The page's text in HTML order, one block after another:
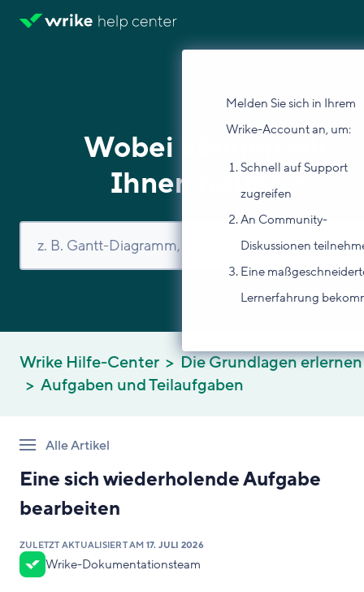
Melden Sie sich in Ihrem
Wrike-Account an, um:
Schnell auf Support
zugreifen
An Community-
Diskussionen
Eine
Lernerfahrung
Wobei können wir
Ihnen helfen?
Wrike Hilfe-Center
Die Grundlagen erlernen
Aufgaben und Teilaufgaben
Alle Artikel
Eine sich wiederholende Aufgabe
bearbeiten
ZULETZT AKTUALISIERT AM 17. JULI 2026
Wrike-Dokumentationsteam